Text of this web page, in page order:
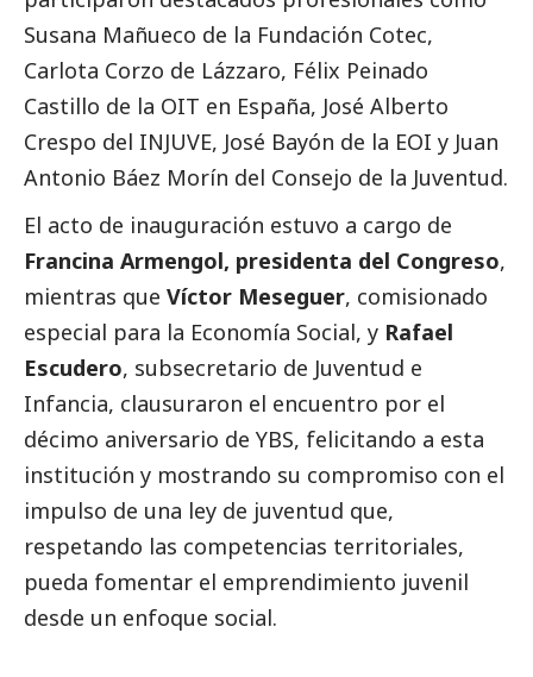
Susana Mañueco de la Fundación Cotec,
Carlota Corzo de Lázzaro, Félix Peinado
Castillo de la OIT en España, José Alberto
Crespo del INJUVE, José Bayón de la EOI y Juan
Antonio Báez Morín del Consejo de la Juventud.
El acto de inauguración estuvo a cargo de
Francina Armengol, presidenta del Congreso,
mientras que Víctor Meseguer, comisionado
especial para la Economía Social, y Rafael
Escudero, subsecretario de Juventud e
Infancia, clausuraron el encuentro por el
décimo aniversario de YBS, felicitando a esta
institución y mostrando su compromiso con el
impulso de una ley de juventud que,
respetando las competencias territoriales,
pueda fomentar el emprendimiento juvenil
desde un enfoque social.